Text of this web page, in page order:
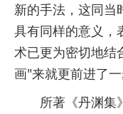
新的手法，这同当
具有同样的意义，
术已更为密切地结
画"来就更前进了一
所著《丹渊集》